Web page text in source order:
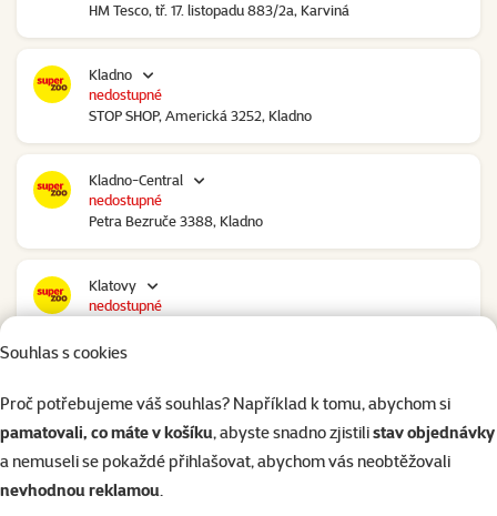
Souhlas s cookies
Proč potřebujeme váš souhlas? Například k tomu, abychom si
pamatovali, co máte v košíku, abyste snadno zjistilistav objednávky
a nemuseli se pokaždé přihlašovat, abychom vás neobtěžovali
nevhodnou reklamou.
HM Tesco, tř. 17. listopadu 883/2a, Karviná
Kladno
STOP SHOP, Americká 3252, Kladno
nedostupné
Kladno-Central
Petra Bezruče 3388, Kladno
nedostupné
Klatovy
nedostupné
Polepská 979, Kolín
nedostupné
Kolín Ovčáry